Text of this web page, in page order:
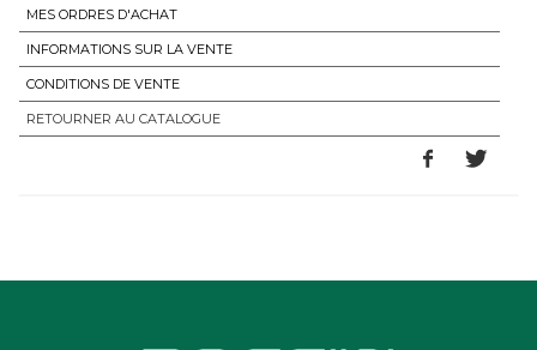
MES ORDRES D'ACHAT
INFORMATIONS SUR LA VENTE
CONDITIONS DE VENTE
RETOURNER AU CATALOGUE